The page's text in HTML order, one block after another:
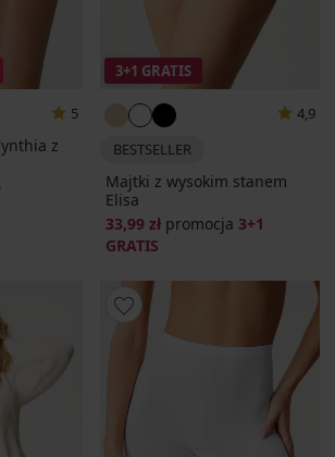
5
z
3+1 GRATIS
4,9
BESTSELLER
Majtki z wysokim stanem
Elisa
33,99 zł promocja 3+1
GRATIS